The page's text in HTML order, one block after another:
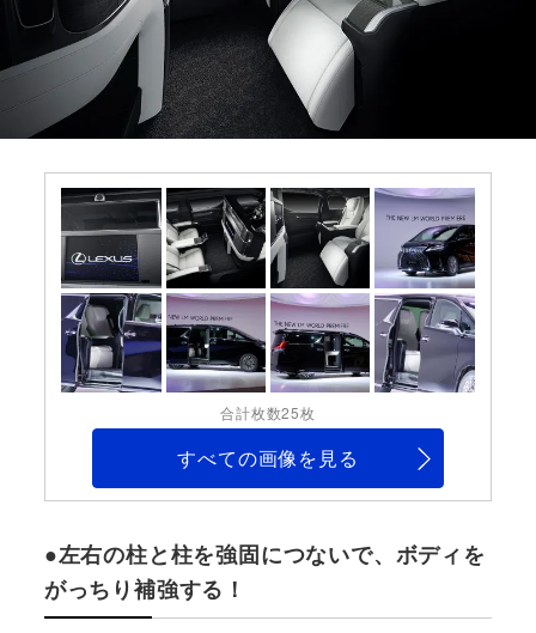
合計枚数25枚
すべての画像を見る
●左右の柱と柱を強固につないで、ボディを
がっちり補強する！